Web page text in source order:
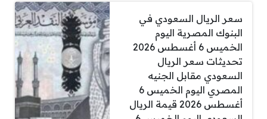
سعر الريال السعودي في
البنوك المصرية اليوم
الخميس 6 أغسطس 2026
تحديثات سعر الريال
السعودي مقابل الجنيه
المصري اليوم الخميس 6
أغسطس 2026 قيمة الريال